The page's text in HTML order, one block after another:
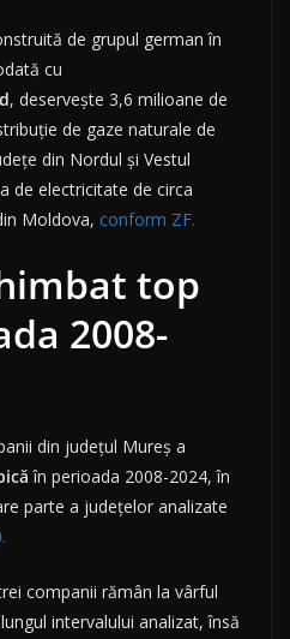
de grupul german în
cu
, deservește 3,6 milioane de
de gaze naturale de
din Nordul și Vestul
de electricitate de circa
Moldova, conform ZF.
top
2008-
din județul Mureș a
în perioada 2008-2024, în
parte a județelor analizate
companii rămân la vârful
intervalului analizat, însă